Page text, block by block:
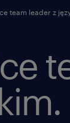
team leader z